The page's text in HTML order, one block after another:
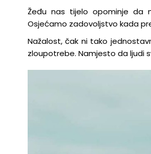
Žeđu nas tijelo opominje da
Osjećamo zadovoljstvo kada
Nažalost, čak ni tako
zloupotrebe. Namjesto da ljudi